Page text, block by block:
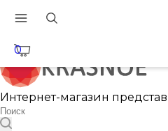
0
Интернет-магазин